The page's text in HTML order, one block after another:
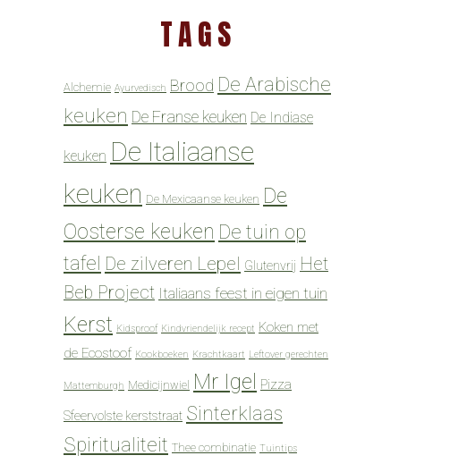
TAGS
Alchemie Ayurvedisch Brood De Arabische
keuken De Franse keuken De Indiase
keuken De Italiaanse
keuken De Mexicaanse keuken De
Oosterse keuken De tuin op
tafel De zilveren Lepel Glutenvrij Het
Beb Project Italiaans feest in eigen tuin
Kerst Kidsproof Kindvriendelijk recept Koken met
de Ecostoof Kookboeken Krachtkaart Leftover gerechten
Mattemburgh Medicijnwiel Mr Igel Pizza
Sfeervolste kerststraat Sinterklaas
Spiritualiteit Thee combinatie Tuintips